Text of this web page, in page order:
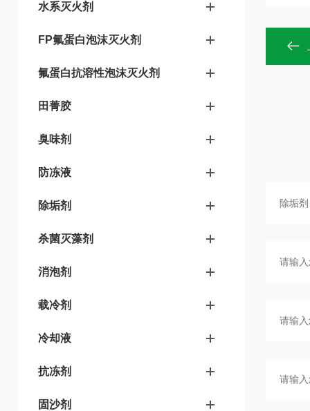
水系灭火剂
FP氟蛋白泡沫灭火剂
氟蛋白抗溶性泡沫灭火剂
田菁胶
臭味剂
防冻液
除垢剂
杀菌灭藻剂
消泡剂
载冷剂
冷却液
抗冻剂
固沙剂